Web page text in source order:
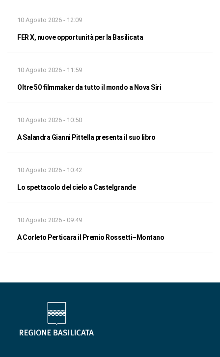
10 Agosto 2026 - 12:09
FER X, nuove opportunità per la Basilicata
10 Agosto 2026 - 11:59
Oltre 50 filmmaker da tutto il mondo a Nova Siri
10 Agosto 2026 - 10:50
A Salandra Gianni Pittella presenta il suo libro
10 Agosto 2026 - 10:42
Lo spettacolo del cielo a Castelgrande
10 Agosto 2026 - 09:49
A Corleto Perticara il Premio Rossetti–Montano